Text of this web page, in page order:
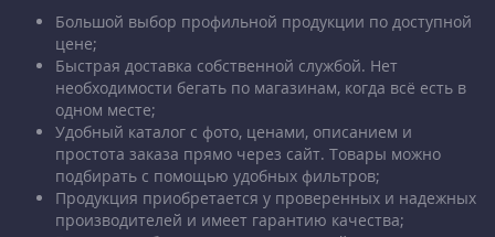
Большой выбор профильной продукции по доступной
цене;
Быстрая доставка собственной службой. Нет
необходимости бегать по магазинам, когда всё есть в
одном месте;
Удобный каталог с фото, ценами, описанием и
простота заказа прямо через сайт. Товары можно
подбирать с помощью удобных фильтров;
Продукция приобретается у проверенных и надежных
производителей и имеет гарантию качества;